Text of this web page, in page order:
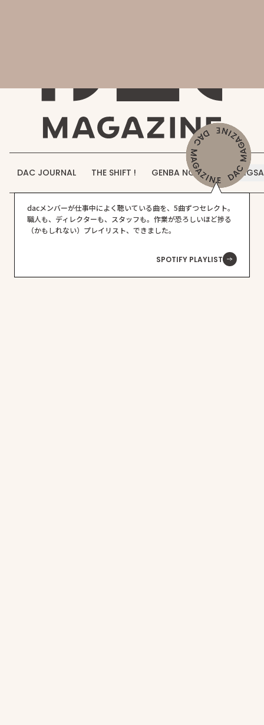
事業紹介
実績紹介
お問い合わせ
DAC JOURNAL
THE SHIFT !
GENBA NO IROHA
DAC JOURNAL THE SHIFT ! GENBA NO IROHA
dacメンバーが仕事中によく聴いている曲を、5曲ずつセレクト。
職人も、ディレクターも、スタッフも。作業が恐ろしいほど捗る
（かもしれない）プレイリスト、できました。
SPOTIFY PLAYLIST
その他 プロジェクト実績
DAC WORKS